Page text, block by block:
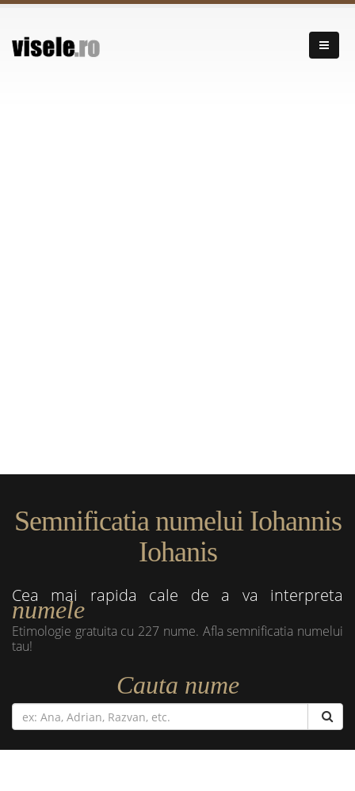
Semnificatia numelui Iohannis
Iohanis
Cea mai rapida cale de a va interpreta
numele
Etimologie gratuita cu 227 nume. Afla semnificatia numelui
tau!
Cauta nume